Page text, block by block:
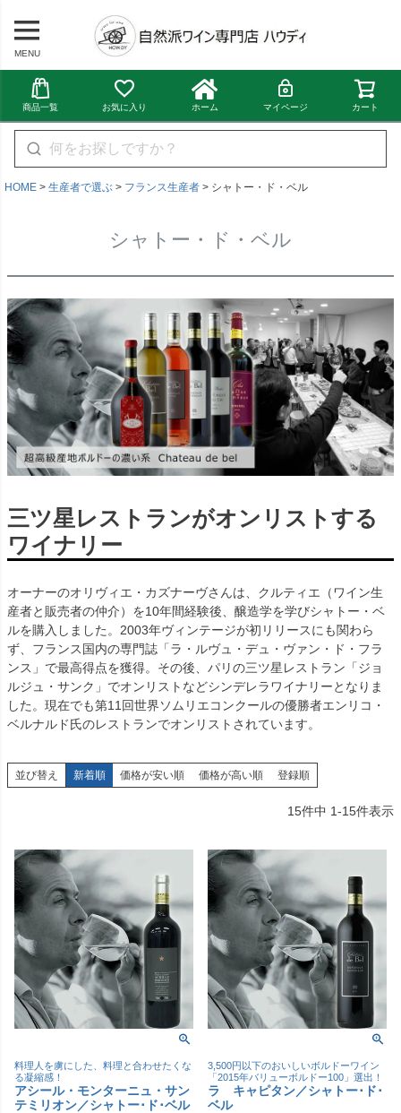
MENU
商品一覧 お気に入り ホーム マイページ カート
HOME 生産者で選ぶ フランス生産者 シャトー・ド・ベル
シャトー・ド・ベル
三ツ星レストランがオンリストする
ワイナリー
オーナーのオリヴィエ・カズナーヴさんは、クルティエ（ワイン生
産者と販売者の仲介）を10年間経験後、醸造学を学びシャトー・ベ
ルを購入しました。2003年ヴィンテージが初リリースにも関わら
ず、フランス国内の専門誌「ラ・ルヴュ・デュ・ヴァン・ド・フラ
ンス」で最高得点を獲得。その後、パリの三ツ星レストラン「ジョ
ルジュ・サンク」でオンリストなどシンデレラワイナリーとなりま
した。現在でも第11回世界ソムリエコンクールの優勝者エンリコ・
ベルナルド氏のレストランでオンリストされています。
並び替え 新着順 価格が安い順 価格が高い順 登録順
15件中 1-15件表示
料理人を虜にした、料理と合わせたくな
る凝縮感！
アシール・モンターニュ・サン
テミリオン／シャトー･ド･ベル
3,500円以下のおいしいボルドーワイン
「2015年バリューボルドー100」選出！
ラ キャピタン／シャトー･ド･
ベル